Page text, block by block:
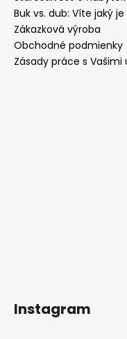
Buk vs. dub: Víte jaký
Zákazková výroba
Obchodné podmienky
Zásady práce s Vašimi
Instagram